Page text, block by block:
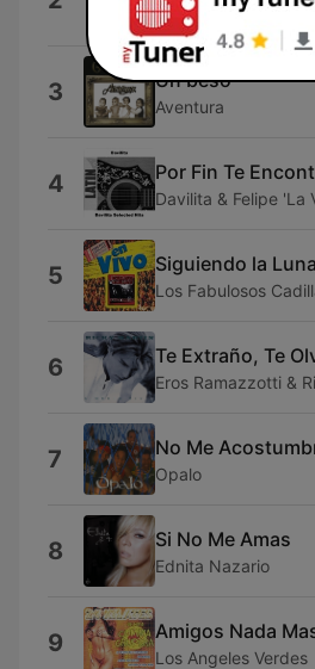
Luis Miguel
3 Un beso
Aventura
4 Por Fin Te
Davilita & Felipe 'La
5 Siguiendo la Luna
Los Fabulosos
6 Te Extraño, Te
Eros Ramazzotti &
7 No Me
Opalo
8 Si No Me Amas
Ednita Nazario
9 Amigos Nada
Los Angeles Verdes